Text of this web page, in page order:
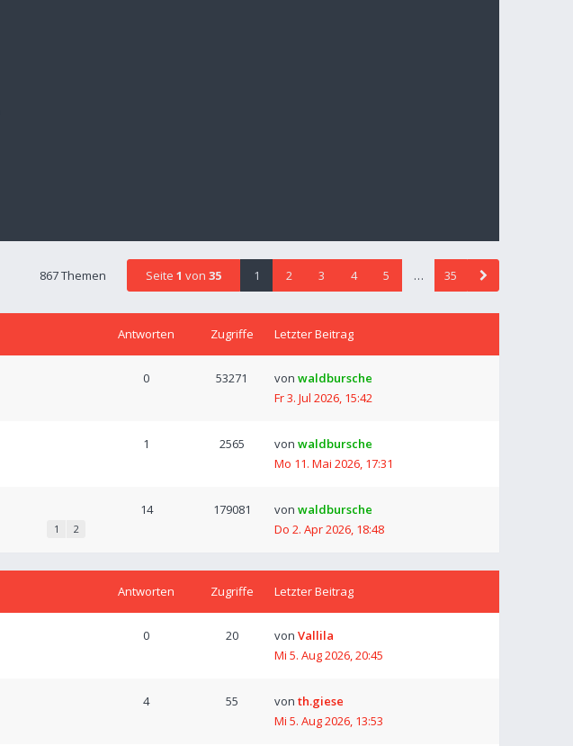
867 Themen Seite 1 von 35 1 2 3 4 5 … 35
Antworten Zugriffe Letzter Beitrag
0 53271 von waldbursche
Fr 3. Jul 2026, 15:42
1 2565 von waldbursche
Mo 11. Mai 2026, 17:31
1 2
14 179081 von waldbursche
Do 2. Apr 2026, 18:48
Antworten Zugriffe Letzter Beitrag
0 20 von Vallila
Mi 5. Aug 2026, 20:45
4 55 von th.giese
Mi 5. Aug 2026, 13:53